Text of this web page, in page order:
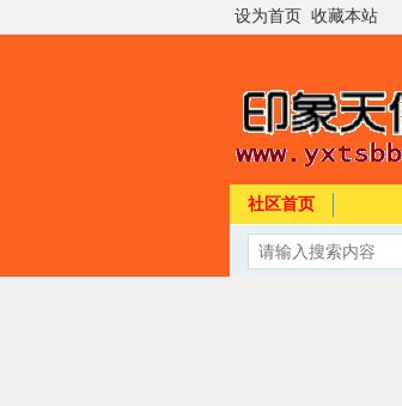
设为首页 收藏本站
社区首页